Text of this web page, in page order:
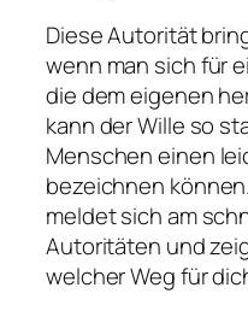
Diese Autorität
wenn man sich für
die dem eigenen
kann der Wille so
Menschen einen
bezeichnen
meldet sich am
Autoritäten und
welcher Weg für